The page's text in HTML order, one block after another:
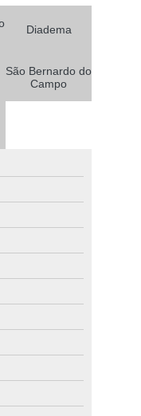
Diadema
São Bernardo do
Campo